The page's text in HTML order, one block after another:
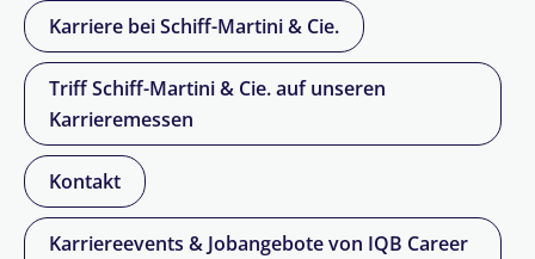
Karriere bei Schiff-Martini & Cie.
Triff Schiff-Martini & Cie. auf unseren
Karrieremessen
Kontakt
Karriereevents & Jobangebote von IQB Career